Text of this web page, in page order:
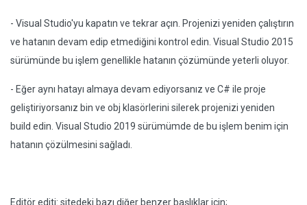
- Visual Studio'yu kapatın ve tekrar açın. Projenizi yeniden çalıştırın
ve hatanın devam edip etmediğini kontrol edin. Visual Studio 2015
sürümünde bu işlem genellikle hatanın çözümünde yeterli oluyor.
- Eğer aynı hatayı almaya devam ediyorsanız ve C# ile proje
geliştiriyorsanız bin ve obj klasörlerini silerek projenizi yeniden
build edin. Visual Studio 2019 sürümümde de bu işlem benim için
hatanın çözülmesini sağladı.
Editör editi: sitedeki bazı diğer benzer başlıklar için;